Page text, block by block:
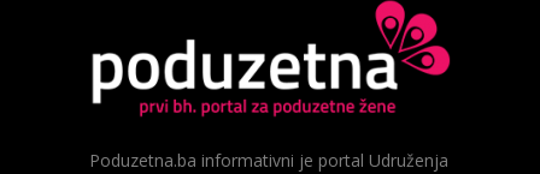
Poduzetna.ba informativni je portal Udruženja